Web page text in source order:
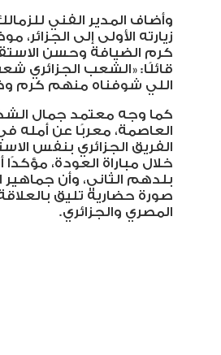
وأضاف المدير الفني
زيارته الأولى إلى الجزائر،
كرم الضيافة وحسن
قائلًا: «الشعب الجزائري
اللي شوفناه منهم كرم
كما وجه معتمد جمال
العاصمة، معربًا عن أمله
الفريق الجزائري بنفس
خلال مباراة العودة،
بلدهم الثاني، وأن
صورة حضارية تليق
المصري والجزائري.